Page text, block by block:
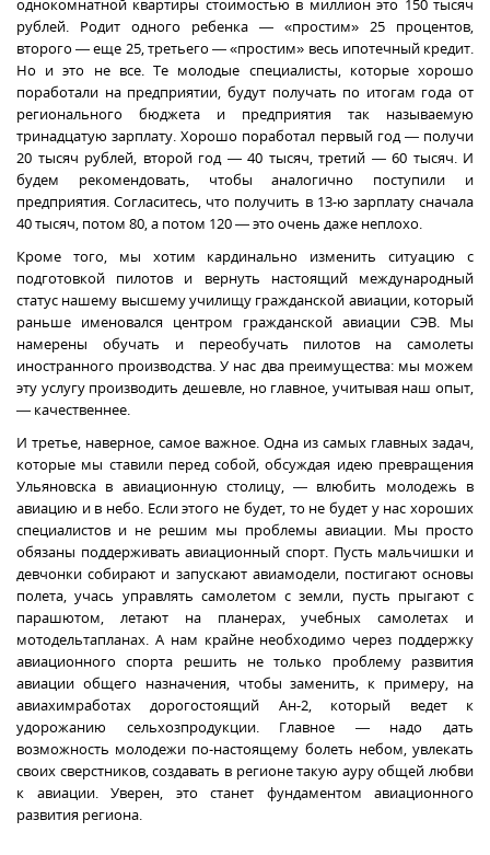
однокомнатной квартиры стоимостью в миллион это 150 тысяч
рублей. Родит одного ребенка — «простим» 25 процентов,
второго — еще 25, третьего — «простим» весь ипотечный кредит.
Но и это не все. Те молодые специалисты, которые хорошо
поработали на предприятии, будут получать по итогам года от
регионального бюджета и предприятия так называемую
тринадцатую зарплату. Хорошо поработал первый год — получи
20 тысяч рублей, второй год — 40 тысяч, третий — 60 тысяч. И
будем рекомендовать, чтобы аналогично поступили и
предприятия. Согласитесь, что получить в 13-ю зарплату сначала
40 тысяч, потом 80, а потом 120 — это очень даже неплохо.
Кроме того, мы хотим кардинально изменить ситуацию с
подготовкой пилотов и вернуть настоящий международный
статус нашему высшему училищу гражданской авиации, который
раньше именовался центром гражданской авиации СЭВ. Мы
намерены обучать и переобучать пилотов на самолеты
иностранного производства. У нас два преимущества: мы можем
эту услугу производить дешевле, но главное, учитывая наш опыт,
— качественнее.
И третье, наверное, самое важное. Одна из самых главных задач,
которые мы ставили перед собой, обсуждая идею превращения
Ульяновска в авиационную столицу, — влюбить молодежь в
авиацию и в небо. Если этого не будет, то не будет у нас хороших
специалистов и не решим мы проблемы авиации. Мы просто
обязаны поддерживать авиационный спорт. Пусть мальчишки и
девчонки собирают и запускают авиамодели, постигают основы
полета, учась управлять самолетом с земли, пусть прыгают с
парашютом, летают на планерах, учебных самолетах и
мотодельтапланах. А нам крайне необходимо через поддержку
авиационного спорта решить не только проблему развития
авиации общего назначения, чтобы заменить, к примеру, на
авиахимработах дорогостоящий Ан-2, который ведет к
удорожанию сельхозпродукции. Главное — надо дать
возможность молодежи по-настоящему болеть небом, увлекать
своих сверстников, создавать в регионе такую ауру общей любви
к авиации. Уверен, это станет фундаментом авиационного
развития региона.